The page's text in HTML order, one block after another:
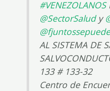
#VENEZOLANOS
@SectorSaludy
@fjuntossepuede
AL SISTEMA DE
133 # 133-32
Centro de